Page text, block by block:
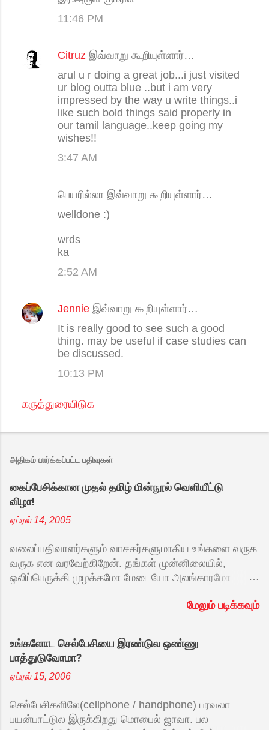
11:46 PM
Citruz இவ்வாறு கூறியுள்ளார்…
arul u r doing a great job...i just visited
ur blog outta blue ..but i am very
impressed by the way u write things..i
like such bold things said properly in
our tamil language..keep going my
wishes!!
3:47 AM
பெயரில்லா இவ்வாறு கூறியுள்ளார்…
welldone :)
wrds
ka
2:52 AM
Jennie இவ்வாறு கூறியுள்ளார்…
It is really good to see such a good
thing. may be useful if case studies can
be discussed.
10:13 PM
கருத்துரையிடுக
அதிகம் பார்க்கப்பட்ட பதிவுகள்
கைப்பேசிக்கான முதல் தமிழ் மின்நூல் வெளியீட்டு
விழா!
ஏப்ரல் 14, 2005
வலைப்பதிவாளர்களும் வாசகர்களுமாகிய உங்களை வருக
வருக என வரவேற்கிறேன். தங்கள் முன்னிலையில்,
ஒலிப்பெருக்கி முழக்கமோ மேடையோ அலங்காரமோ
வெளியிடப்போகிறோம்? தற்போது வெளிவரும் புதிய
கைப்பேசிகள் கைக்கணினியின் பெரும்பாலான
அம்சங்களை தன்னகத்தே கொண்டிருக்கின்றன.
அவைகளின் வசதிகளைக் கொண்டு தமிழில்
குறுந்தகவல் அனுப்பும் செயலி சமீபத்தில் சிங்கையில்
வெளியீடு கண்டதை அறிந்திருப்பீர்கள்.
கதைகளையும் நாவல்களையும் கைப்பேசியிலேயே
எடுத்துச்செல்லும் வண்ணம் வடிவமைத்தால் நமது
மேலும் படிக்கவும்
உங்களோட செல்பேசியை இரண்டுல ஒண்ணு
பாத்துடுவோமா?
ஏப்ரல் 15, 2006
செல்பேசிகளிலே(cellphone / handphone) பரவலா
பயன்பாட்டுல இருக்கிறது மொபைல் ஜாவா. பல